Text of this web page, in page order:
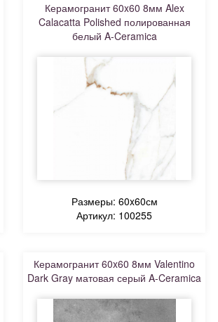
Керамогранит 60x60 8мм Alex
Calacatta Polished полированная
белый A-Ceramica
Размеры: 60x60см
Артикул: 100255
Керамогранит 60x60 8мм Valentino
Dark Gray матовая серый A-Ceramica